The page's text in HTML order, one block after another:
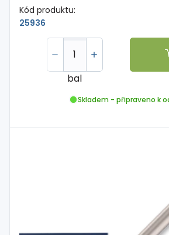
Kód produktu:
25936
bal
Skladem - připraveno k